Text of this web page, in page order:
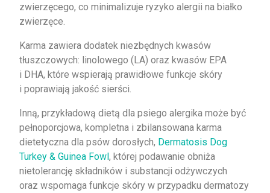
zwierzęcego, co minimalizuje ryzyko alergii na białko
zwierzęce.
Karma zawiera dodatek niezbędnych kwasów
tłuszczowych: linolowego (LA) oraz kwasów EPA
i DHA, które wspierają prawidłowe funkcje skóry
i poprawiają jakość sierści.
Inną, przykładową dietą dla psiego alergika może być
pełnoporcjowa, kompletna i zbilansowana karma
dietetyczna dla psów dorosłych, Dermatosis Dog
Turkey & Guinea Fowl, której podawanie obniża
nietolerancję składników i substancji odżywczych
oraz wspomaga funkcje skóry w przypadku dermatozy